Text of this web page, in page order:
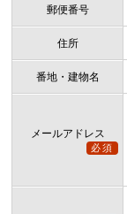
郵便番号
住所
番地・建物名
メールアドレス
必須